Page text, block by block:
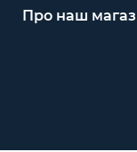
Про наш